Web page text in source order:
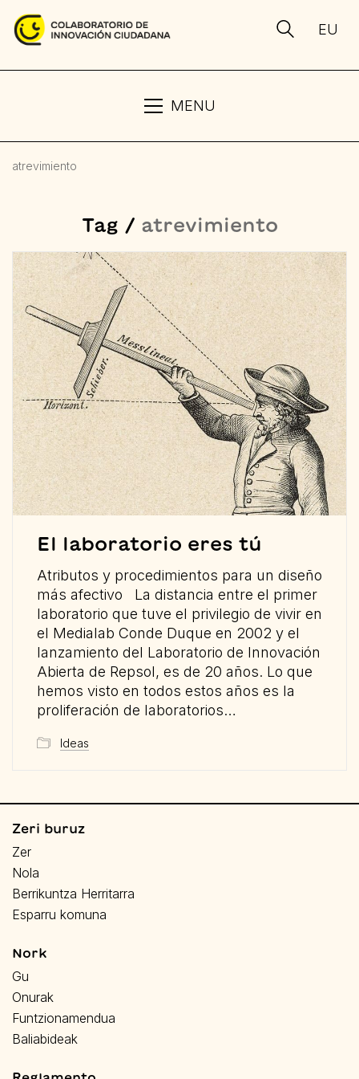
EU
MENU
atrevimiento
Tag / atrevimiento
El laboratorio eres tú
Atributos y procedimientos para un diseño
más afectivo La distancia entre el primer
laboratorio que tuve el privilegio de vivir en
el Medialab Conde Duque en 2002 y el
lanzamiento del Laboratorio de Innovación
Abierta de Repsol, es de 20 años. Lo que
hemos visto en todos estos años es la
proliferación de laboratorios…
Ideas
Zeri buruz
Zer
Nola
Berrikuntza Herritarra
Esparru komuna
Nork
Gu
Onurak
Funtzionamendua
Baliabideak